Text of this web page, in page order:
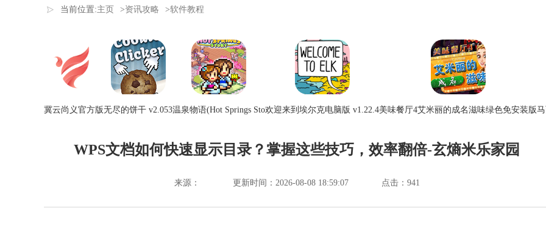
当前位置:主页 >资讯攻略 >软件教程
冀云尚义官方版无尽的饼干 v2.053温泉物语(Hot Springs Sto欢迎来到埃尔克电脑版 v1.22.4美味餐厅4艾米丽的成名滋味绿色免安装版
WPS文档如何快速显示目录？掌握这些技巧，效率翻倍-玄熵米乐家园
来源： 更新时间：2026-08-08 18:59:07 点击： 941